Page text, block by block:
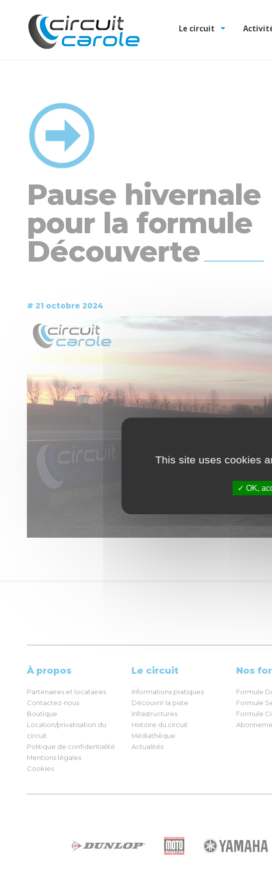
Le circuit
Pause hivernale
pour la formule
Découverte
# 21 octobre 2024
À propos
Partenaires et locataires
Contactez-nous
Boutique
Location/privatisation du
circuit
Politique de confidentialité
Mentions légales
Cookies
Le circuit
Informations pratiques
Découvrir la piste
Infrastructures
Histoire du circuit
Médiathèque
Actualités
Nos
Formule
Formule
Formule
This site uses cookies
OK,